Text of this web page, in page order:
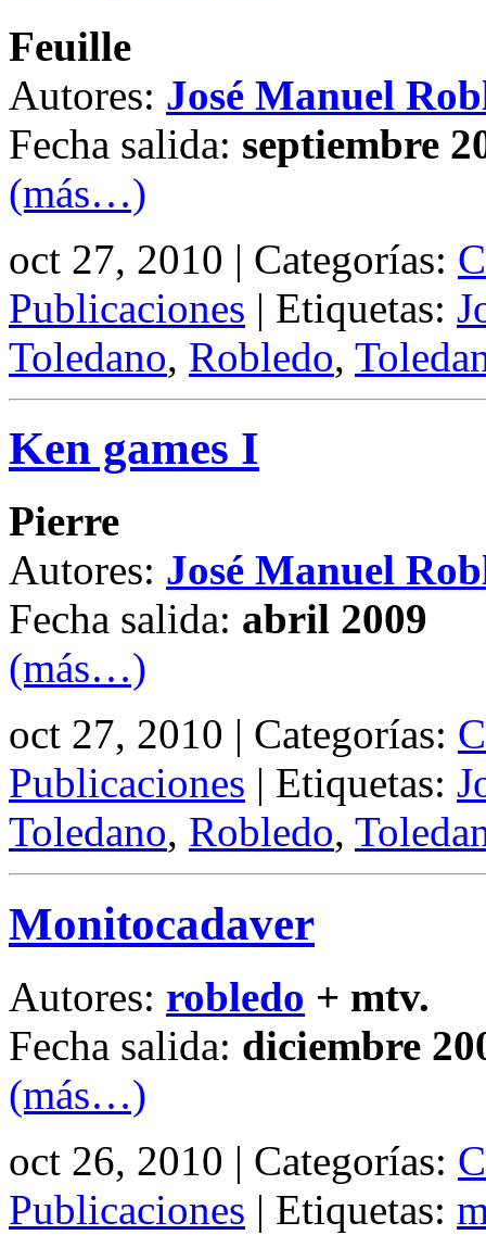
Feuille
Autores: José Manuel
Fecha salida: septiembre
(más…)
oct 27, 2010 | Categorías:
Publicaciones | Etiquetas:
Toledano, Robledo,
Ken games I
Pierre
Autores: José Manuel
Fecha salida: abril 2009
(más…)
oct 27, 2010 | Categorías:
Publicaciones | Etiquetas:
Toledano, Robledo,
Monitocadaver
Autores: robledo + mtv.
Fecha salida: diciembre
(más…)
oct 26, 2010 | Categorías:
Publicaciones | Etiquetas: